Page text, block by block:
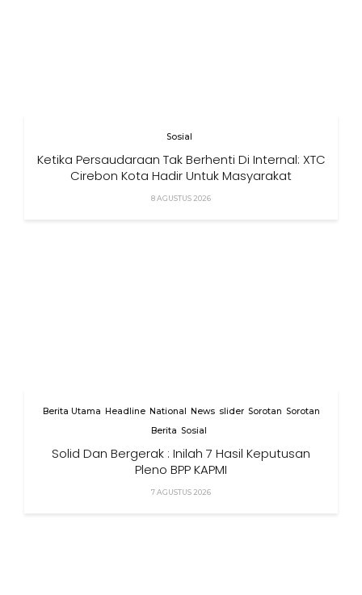
Sosial
Ketika Persaudaraan Tak Berhenti Di Internal: XTC
Cirebon Kota Hadir Untuk Masyarakat
8 AGUSTUS 2026
Berita Utama Headline National News slider Sorotan Sorotan
Berita Sosial
Solid Dan Bergerak : Inilah 7 Hasil Keputusan
Pleno BPP KAPMI
7 AGUSTUS 2026